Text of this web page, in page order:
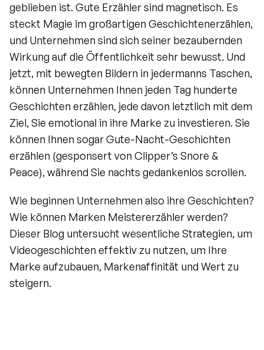
geblieben ist. Gute Erzähler sind magnetisch. Es
steckt Magie im großartigen Geschichtenerzählen,
und Unternehmen sind sich seiner bezaubernden
Wirkung auf die Öffentlichkeit sehr bewusst. Und
jetzt, mit bewegten Bildern in jedermanns Taschen,
können Unternehmen Ihnen jeden Tag hunderte
Geschichten erzählen, jede davon letztlich mit dem
Ziel, Sie emotional in ihre Marke zu investieren. Sie
können Ihnen sogar Gute-Nacht-Geschichten
erzählen (gesponsert von Clipper’s Snore &
Peace), während Sie nachts gedankenlos scrollen.
Wie beginnen Unternehmen also ihre Geschichten?
Wie können Marken Meistererzähler werden?
Dieser Blog untersucht wesentliche Strategien, um
Videogeschichten effektiv zu nutzen, um Ihre
Marke aufzubauen, Markenaffinität und Wert zu
steigern.